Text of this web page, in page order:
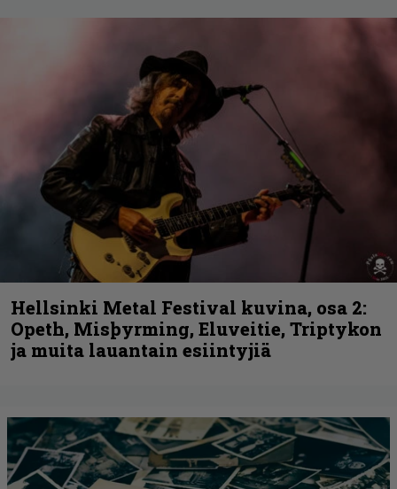
Hellsinki Metal Festival kuvina, osa 2:
Opeth, Misþyrming, Eluveitie, Triptykon
ja muita lauantain esiintyjiä